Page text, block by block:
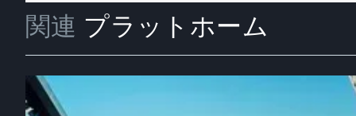
関連 プラットホーム